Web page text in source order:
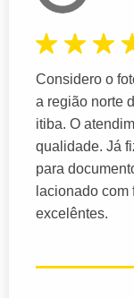
Considero o
a região norte
itiba. O
qualidade. Já
para
lacionado
excelêntes.